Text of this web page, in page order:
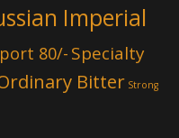
Imperial
80/-Specialty
Bitter Strong